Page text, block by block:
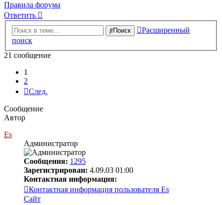
Правила форума
Ответить
Поиск
Расширенный
поиск
21 сообщение
1
2
След.
Сообщение
Автор
Es
Администратор
Сообщения: 1295
Зарегистрирован: 4.09.03 01:00
Контактная информация:
Контактная информация пользователя Es
Сайт